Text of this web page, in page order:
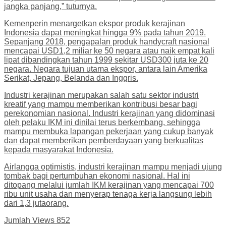
jangka panjang,” tuturnya.
Kemenperin menargetkan ekspor produk kerajinan
Indonesia dapat meningkat hingga 9% pada tahun 2019.
Sepanjang 2018, pengapalan produk handycraft nasional
mencapai USD1,2 miliar ke 50 negara atau naik empat kali
lipat dibandingkan tahun 1999 sekitar USD300 juta ke 20
negara. Negara tujuan utama ekspor, antara lain Amerika
Serikat, Jepang, Belanda dan Inggris.
Industri kerajinan merupakan salah satu sektor industri
kreatif yang mampu memberikan kontribusi besar bagi
perekonomian nasional. Industri kerajinan yang didominasi
oleh pelaku IKM ini dinilai terus berkembang, sehingga
mampu membuka lapangan pekerjaan yang cukup banyak
dan dapat memberikan pemberdayaan yang berkualitas
kepada masyarakat Indonesia.
Airlangga optimistis, industri kerajinan mampu menjadi ujung
tombak bagi pertumbuhan ekonomi nasional. Hal ini
ditopang melalui jumlah IKM kerajinan yang mencapai 700
ribu unit usaha dan menyerap tenaga kerja langsung lebih
dari 1,3 jutaorang.
Jumlah Views 852